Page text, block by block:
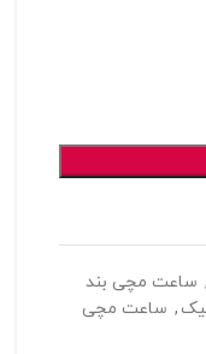
, ساعت مچی بند
, ساعت مچی